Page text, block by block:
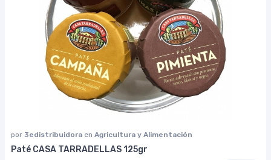
por 3edistribuidora en Agricultura y Alimentación
Paté CASA TARRADELLAS 125gr